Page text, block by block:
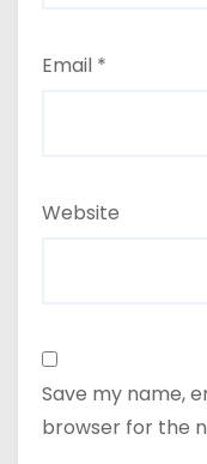
Email *
Website
Save my name,
browser for the